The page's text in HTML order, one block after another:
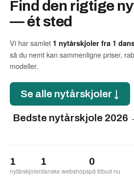
Find den rigtige
— ét sted
Vi har samlet 1 nytårskjoler fra 1
så du nemt kan sammenligne priser,
modeller.
Se alle nytårskjoler ↓
Bedste nytårskjole 2026
1
nytårskjoler
1
danske webshops
0
på tilbud nu